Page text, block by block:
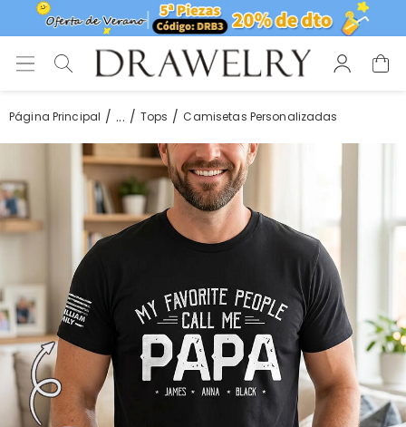
Página Principal ... Tops Camisetas Personalizadas